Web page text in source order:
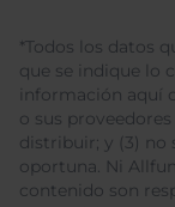
*Todos los datos
que se indique lo
información aquí
o sus
distribuir; y (3) no
oportuna. Ni
contenido son